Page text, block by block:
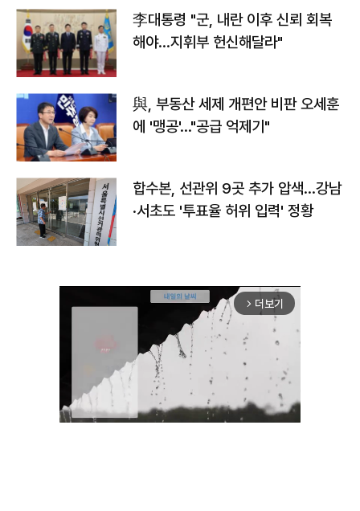
李대통령 "군, 내란 이후 신뢰 회복
해야…지휘부 헌신해달라"
與, 부동산 세제 개편안 비판 오세훈
에 '맹공'…"공급 억제기"
합수본, 선관위 9곳 추가 압색…강남
·서초도 '투표율 허위 입력' 정황
arrow_forward_ios 더보기